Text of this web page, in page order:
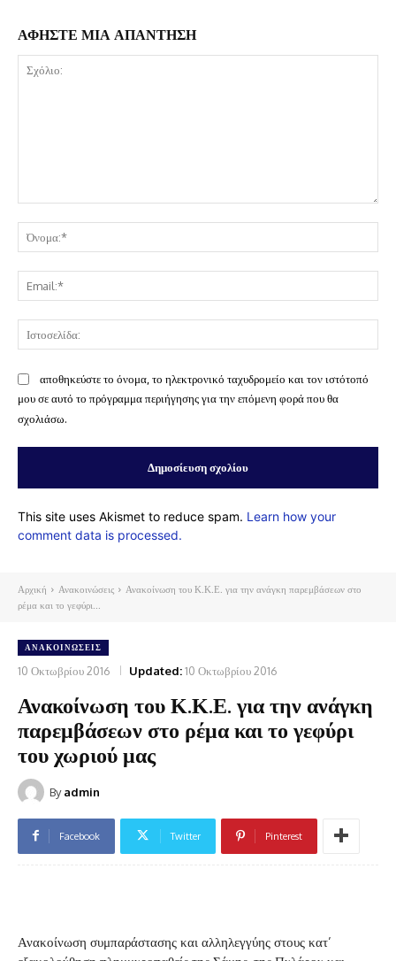
ΑΦΗΣΤΕ ΜΙΑ ΑΠΑΝΤΗΣΗ
αποθηκεύστε το όνομα, το ηλεκτρονικό ταχυδρομείο και τον ιστότοπό
μου σε αυτό το πρόγραμμα περιήγησης για την επόμενη φορά που θα
σχολιάσω.
This site uses Akismet to reduce spam. Learn how your
comment data is processed.